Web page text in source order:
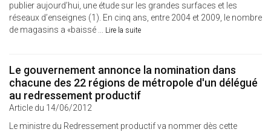
publier aujourd’hui, une étude sur les grandes surfaces et les
réseaux d’enseignes (1). En cinq ans, entre 2004 et 2009, le nombre
de magasins a «baissé ... Lire la suite
Le gouvernement annonce la nomination dans
chacune des 22 régions de métropole d'un délégué
au redressement productif
Article du 14/06/2012
Le ministre du Redressement productif va nommer dès cette